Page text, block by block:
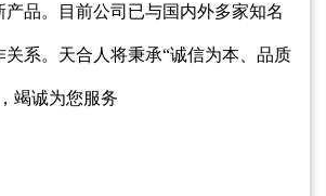
品。目前公司已与国内外多家知名
系。天合人将秉承“诚信为本、品质
竭诚为您服务